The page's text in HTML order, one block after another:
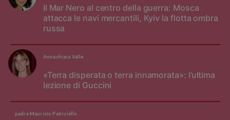
Il Mar Nero al centro della guerra: Mosca
attacca le navi mercantili, Kyiv la flotta ombra
russa
«Terra disperata o terra innamorata»: l’ultima
lezione di Guccini
Annachiara Valle
padre Maurizio Patriciello